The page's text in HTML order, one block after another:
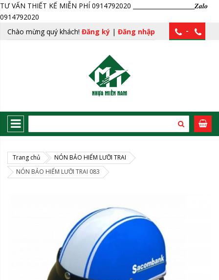
TƯ VẤN THIẾT KẾ MIỄN PHÍ 0914792020 _____________________𝒁𝒂𝒍𝒐
0914792020
Chào mừng quý khách! Đăng ký | Đăng nhập -
Trang chủ
NÓN BẢO HIỂM LƯỠI TRAI
NÓN BẢO HIỂM LƯỠI TRAI 083